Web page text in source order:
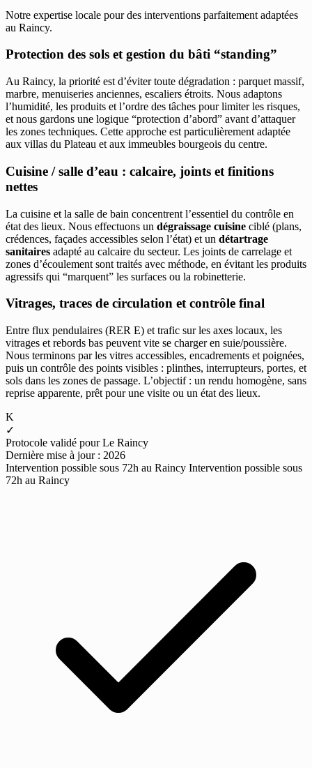
Notre expertise locale pour des interventions parfaitement adaptées
au Raincy.
Protection des sols et gestion du bâti “standing”
Au Raincy, la priorité est d’éviter toute dégradation : parquet massif,
marbre, menuiseries anciennes, escaliers étroits. Nous adaptons
l’humidité, les produits et l’ordre des tâches pour limiter les risques,
et nous gardons une logique “protection d’abord” avant d’attaquer
les zones techniques. Cette approche est particulièrement adaptée
aux villas du Plateau et aux immeubles bourgeois du centre.
Cuisine / salle d’eau : calcaire, joints et finitions
nettes
La cuisine et la salle de bain concentrent l’essentiel du contrôle en
état des lieux. Nous effectuons un dégraissage cuisine ciblé (plans,
crédences, façades accessibles selon l’état) et un détartrage
sanitaires adapté au calcaire du secteur. Les joints de carrelage et
zones d’écoulement sont traités avec méthode, en évitant les produits
agressifs qui “marquent” les surfaces ou la robinetterie.
Vitrages, traces de circulation et contrôle final
Entre flux pendulaires (RER E) et trafic sur les axes locaux, les
vitrages et rebords bas peuvent vite se charger en suie/poussière.
Nous terminons par les vitres accessibles, encadrements et poignées,
puis un contrôle des points visibles : plinthes, interrupteurs, portes, et
sols dans les zones de passage. L’objectif : un rendu homogène, sans
reprise apparente, prêt pour une visite ou un état des lieux.
K
✓
Protocole validé pour Le Raincy
Dernière mise à jour : 2026
Intervention possible sous 72h au Raincy Intervention possible sous
72h au Raincy